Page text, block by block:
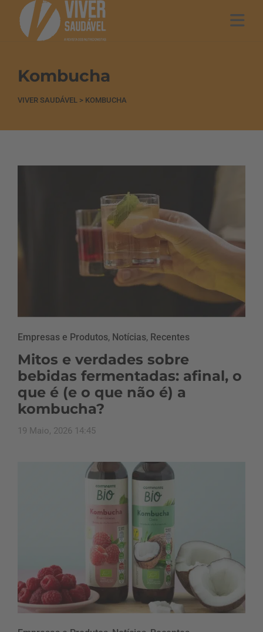
Kombucha
VIVER SAUDÁVEL > KOMBUCHA
Empresas e Produtos, Notícias, Recentes
Mitos e verdades sobre
bebidas fermentadas: afinal, o
que é (e o que não é) a
kombucha?
19 Maio, 2026 14:45